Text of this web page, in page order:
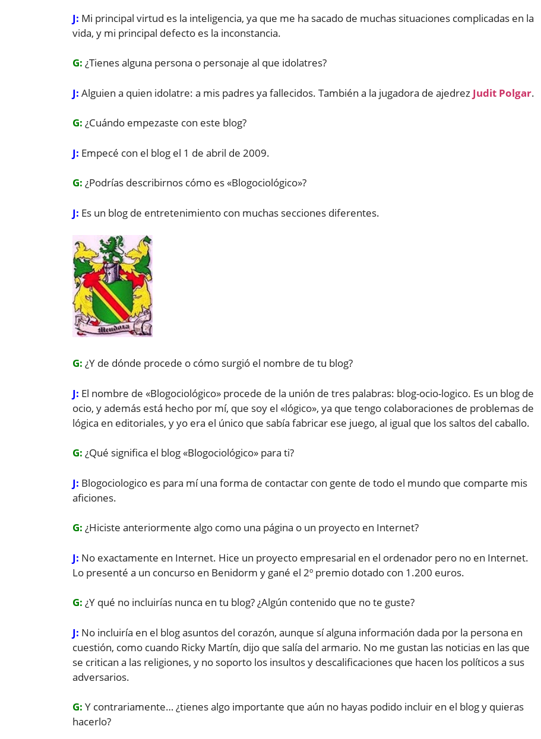
J: Mi principal virtud es la inteligencia, ya que me ha sacado de muchas situaciones complicadas en la
vida, y mi principal defecto es la inconstancia.
G: ¿Tienes alguna persona o personaje al que idolatres?
J: Alguien a quien idolatre: a mis padres ya fallecidos. También a la jugadora de ajedrez Judit Polgar.
G: ¿Cuándo empezaste con este blog?
J: Empecé con el blog el 1 de abril de 2009.
G: ¿Podrías describirnos cómo es «Blogociológico»?
J: Es un blog de entretenimiento con muchas secciones diferentes.
G: ¿Y de dónde procede o cómo surgió el nombre de tu blog?
J: El nombre de «Blogociológico» procede de la unión de tres palabras: blog-ocio-logico. Es un blog de
ocio, y además está hecho por mí, que soy el «lógico», ya que tengo colaboraciones de problemas de
lógica en editoriales, y yo era el único que sabía fabricar ese juego, al igual que los saltos del caballo.
G: ¿Qué significa el blog «Blogociológico» para ti?
J: Blogociologico es para mí una forma de contactar con gente de todo el mundo que comparte mis
aficiones.
G: ¿Hiciste anteriormente algo como una página o un proyecto en Internet?
J: No exactamente en Internet. Hice un proyecto empresarial en el ordenador pero no en Internet.
Lo presenté a un concurso en Benidorm y gané el 2º premio dotado con 1.200 euros.
G: ¿Y qué no incluirías nunca en tu blog? ¿Algún contenido que no te guste?
J: No incluiría en el blog asuntos del corazón, aunque sí alguna información dada por la persona en
cuestión, como cuando Ricky Martín, dijo que salía del armario. No me gustan las noticias en las que
se critican a las religiones, y no soporto los insultos y descalificaciones que hacen los políticos a sus
adversarios.
G: Y contrariamente… ¿tienes algo importante que aún no hayas podido incluir en el blog y quieras
hacerlo?